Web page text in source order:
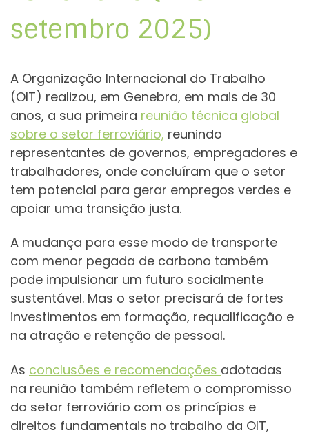
setembro 2025)
A Organização Internacional do Trabalho
(OIT) realizou, em Genebra, em mais de 30
anos, a sua primeira reunião técnica global
sobre o setor ferroviário, reunindo
representantes de governos, empregadores e
trabalhadores, onde concluíram que o setor
tem potencial para gerar empregos verdes e
apoiar uma transição justa.
A mudança para esse modo de transporte
com menor pegada de carbono também
pode impulsionar um futuro socialmente
sustentável. Mas o setor precisará de fortes
investimentos em formação, requalificação e
na atração e retenção de pessoal.
As conclusões e recomendações adotadas
na reunião também refletem o compromisso
do setor ferroviário com os princípios e
direitos fundamentais no trabalho da OIT,